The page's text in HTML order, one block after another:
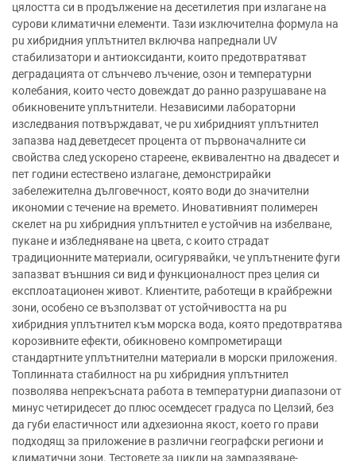
цялостта си в продължение на десетилетия при излагане на
сурови климатични елементи. Тази изключителна формула на
pu хибридния уплътнител включва напреднали UV
стабилизатори и антиоксиданти, които предотвратяват
деградацията от слънчево лъчение, озон и температурни
колебания, които често довеждат до ранно разрушаване на
обикновените уплътнители. Независими лабораторни
изследвания потвърждават, че pu хибридният уплътнител
запазва над деветдесет процента от първоначалните си
свойства след ускорено стареене, еквивалентно на двадесет и
пет години естествено излагане, демонстрирайки
забележителна дълговечност, която води до значителни
икономии с течение на времето. Иновативният полимерен
скелет на pu хибридния уплътнител е устойчив на избелване,
пукане и избледняване на цвета, с които страдат
традиционните материали, осигурявайки, че уплътнените фуги
запазват външния си вид и функционалност през целия си
експлоатационен живот. Клиентите, работещи в крайбрежни
зони, особено се възползват от устойчивостта на pu
хибридния уплътнител към морска вода, която предотвратява
корозивните ефекти, обикновено компрометиращи
стандартните уплътнителни материали в морски приложения.
Топлинната стабилност на pu хибридния уплътнител
позволява непрекъсната работа в температурни диапазони от
минус четиридесет до плюс осемдесет градуса по Целзий, без
да губи еластичност или адхезионна якост, което го прави
подходящ за приложение в различни географски региони и
климатични зони. Тестовете за цикли на замразяване-